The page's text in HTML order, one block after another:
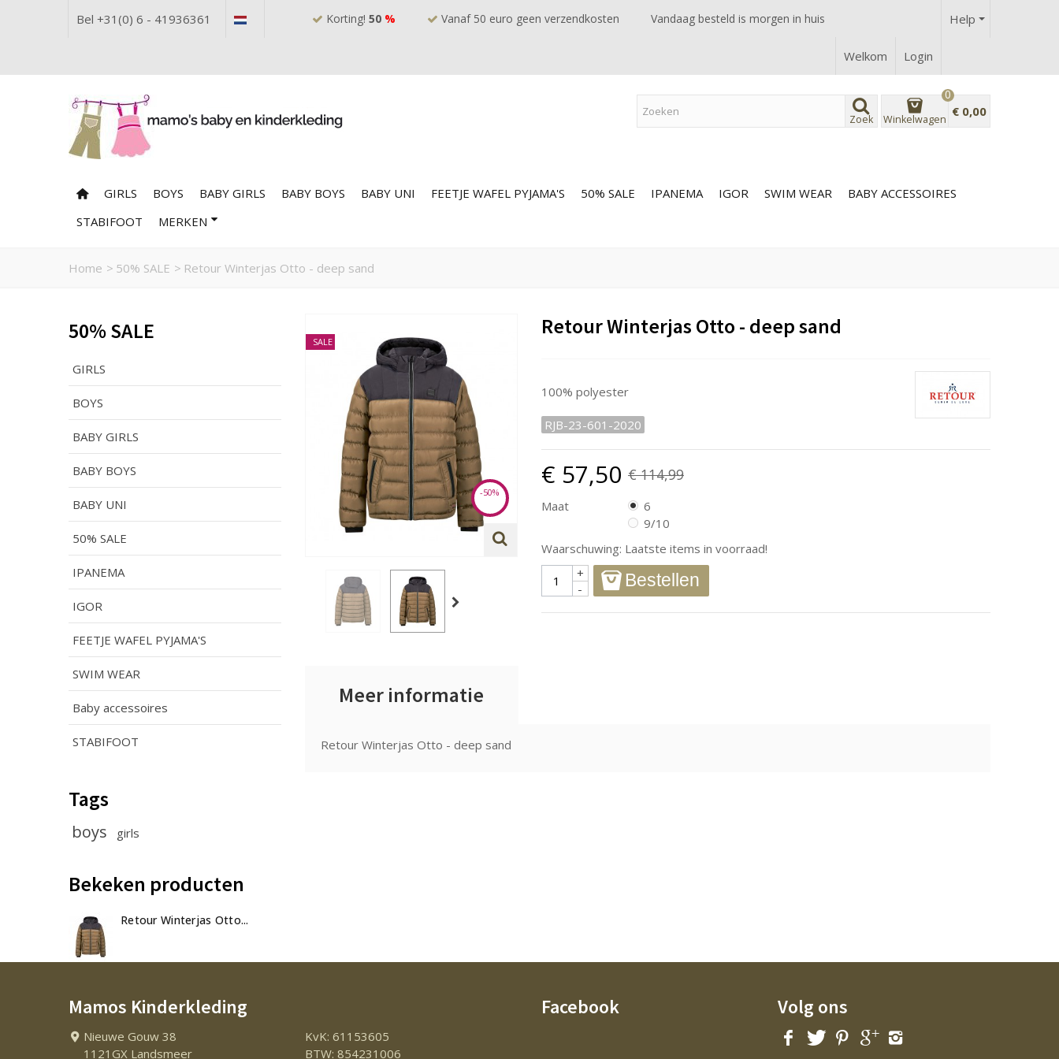
Help
Bel +31(0) 6 - 41936361 Korting! 50 % Vanaf 50 euro geen verzendkosten Vandaag besteld is morgen in huis
Welkom Login
Zoek Winkelwagen
0
€ 0,00
GIRLS BOYS BABY GIRLS BABY BOYS BABY UNI FEETJE WAFEL PYJAMA'S 50% SALE IPANEMA IGOR SWIM WEAR
BABY ACCESSOIRES
STABIFOOT
MERKEN
Home > 50% SALE > Retour Winterjas Otto - deep sand
50% SALE
GIRLS
BOYS
BABY GIRLS
BABY BOYS
BABY UNI
50% SALE
IPANEMA
IGOR
FEETJE WAFEL PYJAMA'S
SWIM WEAR
Baby accessoires
STABIFOOT
Tags
boys girls
Bekeken producten
Retour Winterjas Otto...
SALE
-50%
Retour Winterjas Otto - deep sand
100% polyester
RJB-23-601-2020
€ 57,50 € 114,99
Maat
6
9/10
Waarschuwing: Laatste items in voorraad!
-
+ Bestellen
Meer informatie
Retour Winterjas Otto - deep sand
Mamos Kinderkleding
Nieuwe Gouw 38
1121GX Landsmeer
KvK: 61153605
BTW: 854231006
Facebook Volg ons